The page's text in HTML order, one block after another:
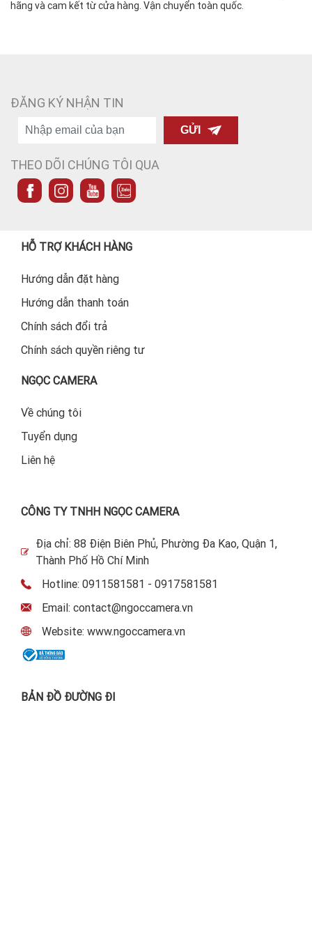
hãng và cam kết từ cửa hàng. Vận chuyển toàn quốc.
ĐĂNG KÝ NHẬN TIN
GỬI
THEO DÕI CHÚNG TÔI QUA
HỖ TRỢ KHÁCH HÀNG
Hướng dẫn đặt hàng
Hướng dẫn thanh toán
Chính sách đổi trả
Chính sách quyền riêng tư
NGỌC CAMERA
Về chúng tôi
Tuyển dụng
Liên hệ
CÔNG TY TNHH NGỌC CAMERA
Địa chỉ: 88 Điện Biên Phủ, Phường Đa Kao, Quận 1,
Thành Phố Hồ Chí Minh
Hotline: 0911581581 - 0917581581
Email: contact@ngoccamera.vn
Website: www.ngoccamera.vn
BẢN ĐỒ ĐƯỜNG ĐI